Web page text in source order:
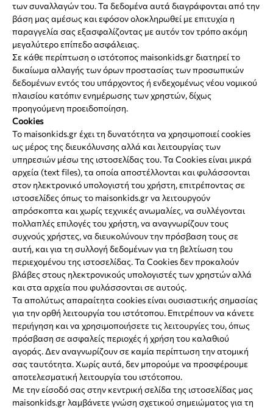
των συναλλαγών του. Τα δεδομένα αυτά διαγράφονται από την
βάση μας αμέσως και εφόσον ολοκληρωθεί με επιτυχία η
παραγγελία σας εξασφαλίζοντας με αυτόν τον τρόπο ακόμη
μεγαλύτερο επίπεδο ασφάλειας.
Σε κάθε περίπτωση ο ιστότοπος maisonkids.gr διατηρεί το
δικαίωμα αλλαγής των όρων προστασίας των προσωπικών
δεδομένων εντός του υπάρχοντος ή ενδεχομένως νέου νομικού
πλαισίου κατόπιν ενημέρωσης των χρηστών, δίχως
προηγούμενη προειδοποίηση.
Cookies
Το maisonkids.gr έχει τη δυνατότητα να χρησιμοποιεί cookies
ως μέρος της διευκόλυνσης αλλά και λειτουργίας των
υπηρεσιών μέσω της ιστοσελίδας του. Τα Cookies είναι μικρά
αρχεία (text files), τα οποία απoστέλλονται και φυλάσσονται
στον ηλεκτρονικό υπολογιστή του χρήστη, επιτρέποντας σε
ιστοσελίδες όπως το maisonkids.gr να λειτουργούν
απρόσκοπτα και χωρίς τεχνικές ανωμαλίες, να συλλέγονται
πολλαπλές επιλογές του χρήστη, να αναγνωρίζουν τους
συχνούς χρήστες, να διευκολύνουν την πρόσβαση τους σε
αυτή, και για τη συλλογή δεδομένων για τη βελτίωση του
περιεχομένου της ιστοσελίδας. Τα Cookies δεν προκαλούν
βλάβες στους ηλεκτρονικούς υπολογιστές των χρηστών αλλά
και στα αρχεία που φυλάσσονται σε αυτούς.
Τα απολύτως απαραίτητα cookies είναι ουσιαστικής σημασίας
για την ορθή λειτουργία του ιστότοπου. Eπιτρέπουν να κάνετε
περιήγηση και να χρησιμοποιήσετε τις λειτουργίες του, όπως
πρόσβαση σε ασφαλείς περιοχές ή χρήση του καλαθιού
αγοράς. Δεν αναγνωρίζουν σε καμία περίπτωση την ατομική
σας ταυτότητα. Χωρίς αυτά, δεν μπορούμε να προσφέρουμε
αποτελεσματική λειτουργία του ιστότοπου.
Με την είσοδό σας στην κεντρική σελίδα της ιστοσελίδας μας
maisonkids.gr λαμβάνετε γνώση σχετικού σημειώματος για τη